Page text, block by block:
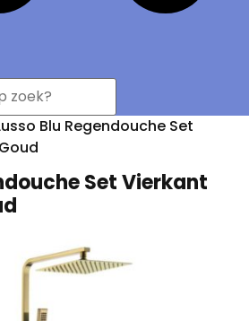
Blu Regendouche Set
Set Vierkant